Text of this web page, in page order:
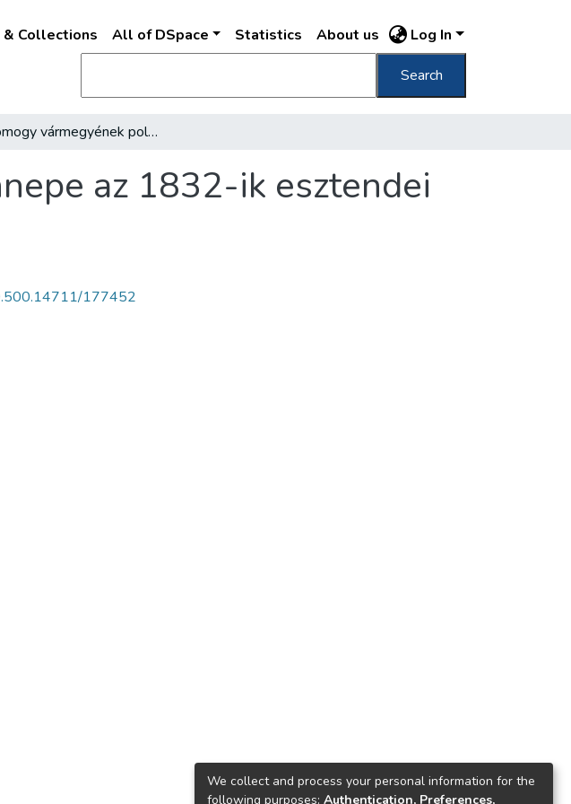
& Collections All of DSpace Statistics About us Log In
Search
Somogy vármegyének polgári ünnepe az 1832-ik esztendei tavasz elején /
az 1832-ik esztendei
177452
We collect and process your personal information for the
following purposes: Authentication, Preferences,